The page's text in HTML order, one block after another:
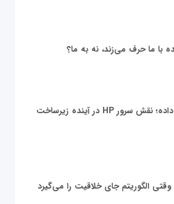
با ما حرف می‌زند، نه به ما؟
زیر پوست دنیای داده؛ نقش سرور HP در آینده زیرساخت
وقتی الگوریتم جای خلاقیت را می‌گیرد